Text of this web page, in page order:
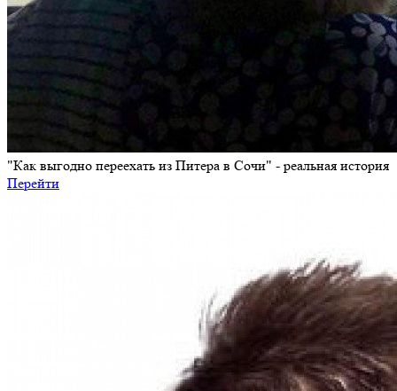
"Как выгодно переехать из Питера в Сочи" - реальная история
Перейти